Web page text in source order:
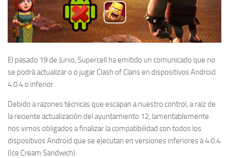
El pasado 19 de Junio, Supercell ha emitido un comunicado que no
se podrá actualizar o o jugar Clash of Clans en dispositivos Android
4.0.4 o inferior.
Debido a razones técnicas que escapan a nuestro control, a raíz de
la reciente actualización del ayuntamiento 12, lamentablemente
nos vimos obligados a finalizar la compatibilidad con todos los
dispositivos Android que se ejecutan en versiones inferiores a 4.0.4
(Ice Cream Sandwich).